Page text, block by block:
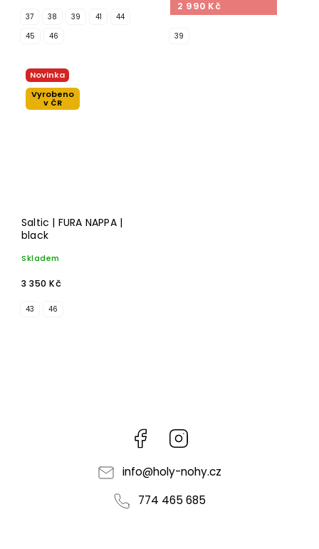
37 38 39 41 44
45 46
2 990 Kč
39
Novinka
Vyrobeno
v ČR
Saltic | FURA NAPPA |
black
Skladem
3 350 Kč
43 46
Facebook
info@holy-nohy.cz
774 465 685